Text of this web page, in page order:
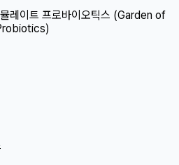
레이트 프로바이오틱스 (Garden of